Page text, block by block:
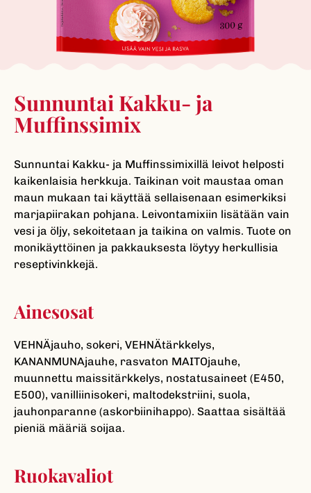
Sunnuntai Kakku- ja
Muffinssi­mix
Sunnuntai Kakku- ja Muffinssimixillä leivot helposti
kaikenlaisia herkkuja. Taikinan voit maustaa oman
maun mukaan tai käyttää sellaisenaan esimerkiksi
marjapiirakan pohjana. Leivontamixiin lisätään vain
vesi ja öljy, sekoitetaan ja taikina on valmis. Tuote on
monikäyttöinen ja pakkauksesta löytyy herkullisia
reseptivinkkejä.
Ainesosat
VEHNÄjauho, sokeri, VEHNÄtärkkelys,
KANANMUNAjauhe, rasvaton MAITOjauhe,
muunnettu maissitärkkelys, nostatusaineet (E450,
E500), vanilliinisokeri, maltodekstriini, suola,
jauhonparanne (askorbiinihappo). Saattaa sisältää
pieniä määriä soijaa.
Ruokavaliot